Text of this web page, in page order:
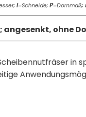
I=Schneide;P=Dornmaß;
angesenkt, ohne
in